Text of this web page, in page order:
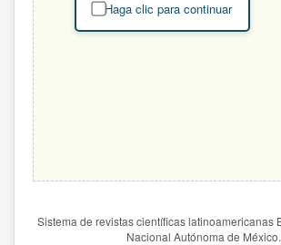
Haga clic para continuar
Sistema de revistas científicas latinoamericanas
Nacional Autónoma de México.